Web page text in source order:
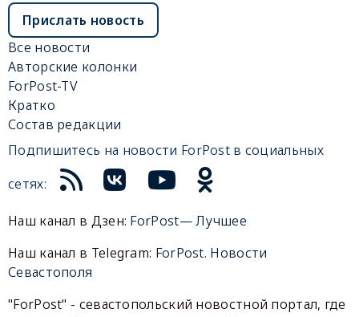
Прислать новость
Все новости
Авторские колонки
ForPost-TV
Кратко
Состав редакции
Подпишитесь на новости ForPost в социальных
сетях:
Наш канал в Дзен: ForPost— Лучшее
Наш канал в Telegram: ForPost. Новости
Севастополя
"ForPost" - севастопольский новостной портал, где